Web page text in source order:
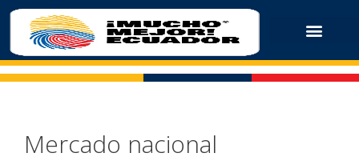
Mercado nacional